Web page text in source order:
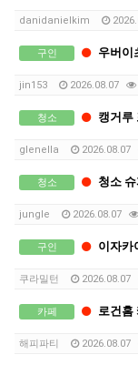
danidanielkim
구인 우버이츠
jin153 2026.08.07
청소 캥거루
glenella 2026.08.07
청소 청소
jungle 2026.08.07
구인 이자카야
쿠라밀턴 2026.08.07
카페 로건홈
해피파티 2026.08.07